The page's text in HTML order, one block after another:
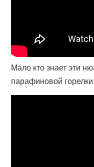
Мало кто знает эти
парафиновой горелки